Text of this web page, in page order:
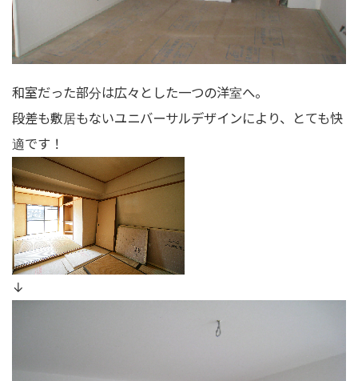
和室だった部分は広々とした一つの洋室へ。
段差も敷居もないユニバーサルデザインにより、とても快
適です！
↓